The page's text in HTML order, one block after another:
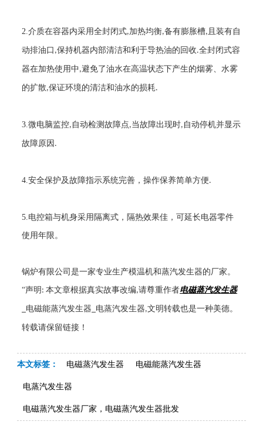
2.介质在容器内采用全封闭式,加热均衡,备有膨胀槽, 且装有自
动排油口 ,保持机器内部清洁和利于导热油的回收.全封闭式容
器在加热使用中 ,避免了油水在高温状态下产生的烟雾、水雾
的扩散,保证环境的清洁和油水的损耗.
3.微电脑监控, 自动检测故障点,当故障出现时, 自动停机并显示
故障原因 .
4.安全保护及故障指示系统完善，操作保养简单方便.
5.电控箱与机身采用隔离式，隔热效果佳，可延长电器零件
使用年限。
锅炉有限公司是一家专业生产模温机和蒸汽发生器的厂家。
“声明 :本文章根据真实故事改编,请尊重作者电磁蒸汽发生器
电磁能蒸汽发生器 电蒸汽发生器,文明转载也是一种美德。
转载请保留链接！
本文标签： 电磁蒸汽发生器 电磁能蒸汽发生器
电蒸汽发生器
电磁蒸汽发生器厂家，电磁蒸汽发生器批发